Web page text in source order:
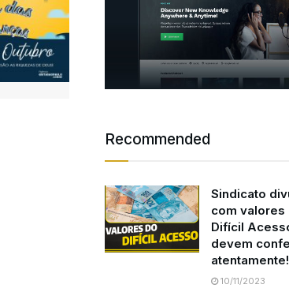
Recommended
Sindicato
com
Difícil
devem
atentamente!
10/11/2023